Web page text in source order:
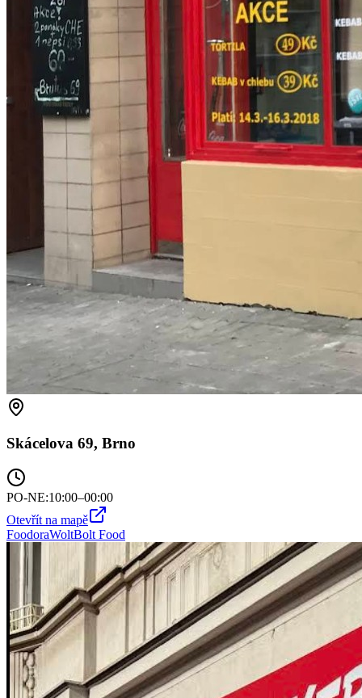
Skácelova 69, Brno
PO-NE:10:00–00:00
Otevřít na mapě
FoodoraWoltBolt Food